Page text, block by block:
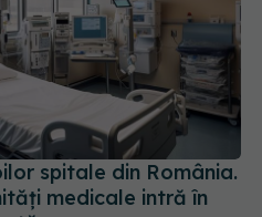
spitale din România.
medicale intră în